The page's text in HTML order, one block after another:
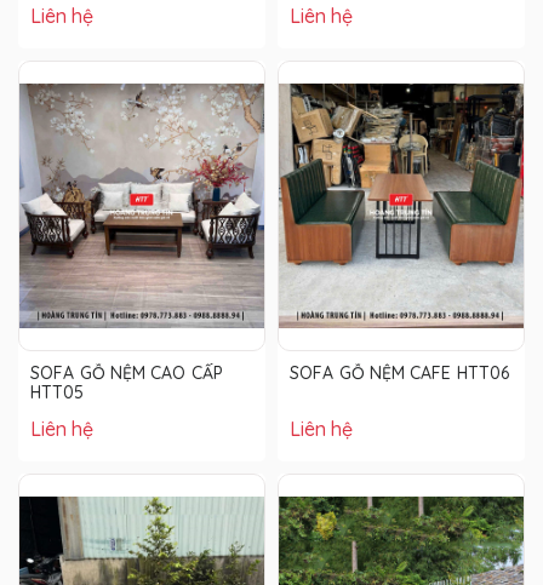
Liên hệ Liên hệ
SOFA GỖ NỆM CAO CẤP
HTT05
Liên hệ
SOFA GỖ NỆM CAFE HTT06
Liên hệ